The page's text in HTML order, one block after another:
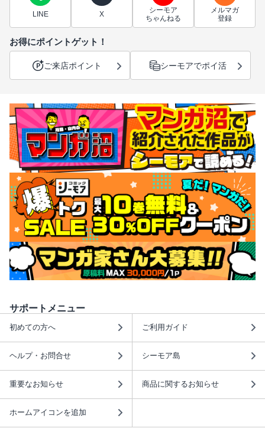
LINE X
シーモア
ちゃんねる
メルマガ
登録
お得にポイントゲット！
ご来店ポイント シーモアでポイ活
サポートメニュー
初めての方へ ご利用ガイド
ヘルプ・お問合せ シーモア島
重要なお知らせ 商品に関するお知らせ
ホームアイコンを追加